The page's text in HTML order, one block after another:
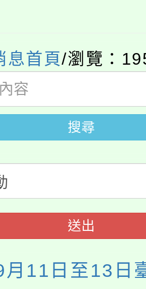
。
至27日，桃園電
桃園市運動會8/
及游泳池舉行。
低收入戶享有免
惠，中低收入戶
惠，詳情可洽有
造教育及科技
增能研習
造教育及科技中
研習
生活教案入校路
食農教育專業人
息首頁/瀏覽：
搜尋
送出
月11日至13日